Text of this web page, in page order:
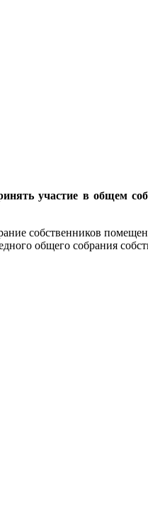
участие в общем
собственников
общего собрания